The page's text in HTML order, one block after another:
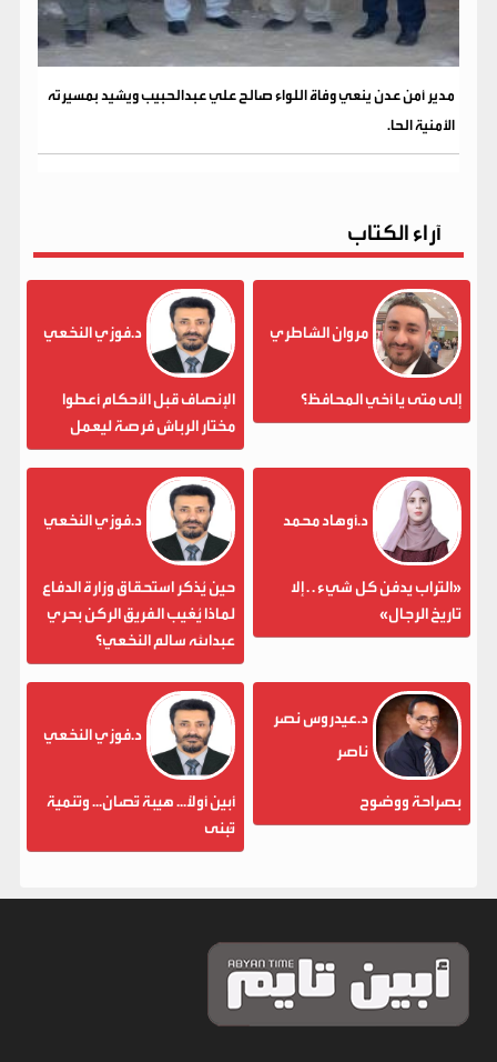
مدير أمن عدن ينعي وفاة اللواء صالح علي عبدالحبيب ويشيد بمسيرته
الأمنية الحا.
آراء الكتاب
مروان الشاطري
إلى متى يا أخي المحافظ؟
د.فوزي النخعي
الإنصاف قبل الأحكام أعطوا
مختار الرباش فرصة ليعمل
د.أوهاد محمد
«التراب يدفن كل شيء . . إلا
تاريخ الرجال»
د.فوزي النخعي
حين يُذكر استحقاق وزارة الدفاع
لماذا يُغيب الفريق الركن بحري
عبدالله سالم النخعي؟
د.عيدروس نصر
ناصر
بصراحة ووضوح
د.فوزي النخعي
أبين أولاً... هيبة تُصان... وتنمية
تُبنى